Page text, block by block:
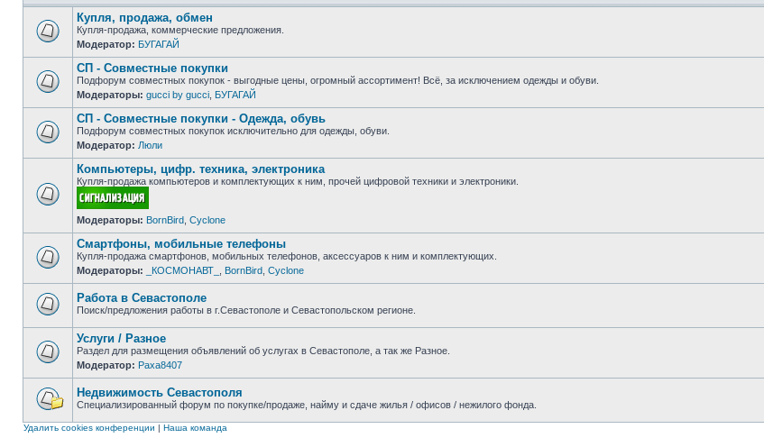
Нет
непрочитанных
сообщений
Купля, продажа, обмен
Купля-продажа, коммерческие предложения.
Модератор: БУГАГАЙ
Нет
непрочитанных
сообщений
СП - Совместные покупки
Подфорум совместных покупок - выгодные цены, огромный ассортимент! Всё, за исключением одежды и обуви.
Модераторы: gucci by gucci БУГАГАЙ
Нет
непрочитанных
сообщений
СП - Совместные покупки - Одежда, обувь
Подфорум совместных покупок исключительно для одежды, обуви.
Модератор: Люли
Нет
непрочитанных
Компьютеры, цифр. техника, электроника
Купля-продажа компьютеров и комплектующих к ним, прочей цифровой техники и электроники.
Модераторы: BornBird Cyclone
Нет
непрочитанных
сообщений
Смартфоны, мобильные телефоны
Купля-продажа смартфонов, мобильных телефонов, аксессуаров к ним и комплектующих.
Модераторы:
_КОСМОНАВТ_ BornBird Cyclone
непрочитанных
сообщений
Работа в Севастополе
Поиск/предложения работы в г.Севастополе и Севастопольском регионе.
Нет
непрочитанных
сообщений
Услуги / Разное
Раздел для размещения объявлений об услугах в Севастополе, а так же Разное.
Модератор: Paxa8407
непрочитанных
сообщений
Недвижимость Севастополя
Специализированный форум по покупке/продаже, найму и сдаче жилья / офисов / нежилого фонда.
Удалить cookies конференции | Наша команда